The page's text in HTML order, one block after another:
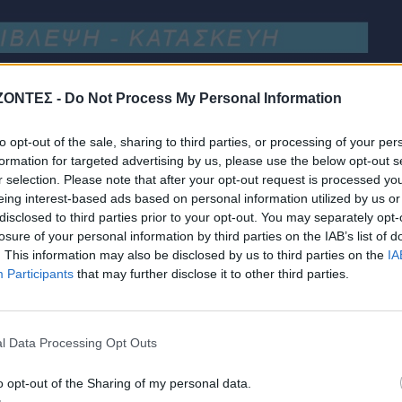
- Do Not Process My Personal Information
opt-out of the sale, sharing to third parties, or processing of your
for targeted advertising by us, please use the below opt-out
selection. Please note that after your opt-out request is processed
interest-based ads based on personal information utilized by us
to third parties prior to your opt-out. You may separately
of your personal information by third parties on the IAB’s list of
This information may also be disclosed by us to third parties on the
Participants that may further disclose it to other third parties.
Data Processing Opt Outs
opt-out of the Sharing of my personal data.
ΑΥΤΟΚΙΝΗΤΟ • ΕΛΛΑΔΑ
πινακίδες
αυτοκίνητα
αταξινόμητα
ΚΟΣΜΟΣ
ΔΙΕΘΝΗ • ΜΑΤΙΕΣ ΣΤΟ
τον πυρηνικό